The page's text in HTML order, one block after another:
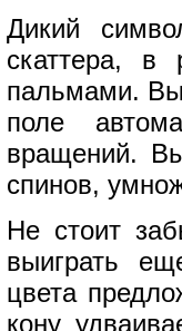
Дикий
скаттера, в
пальмами.
поле
вращений.
спинов,
Не стоит
выиграть
цвета
кону